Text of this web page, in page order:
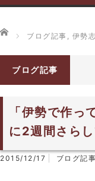
ホーム
ブログ記事 , 伊勢
ブログ記事
「伊勢で作
に2週間さら
2015/12/17 ブログ記事